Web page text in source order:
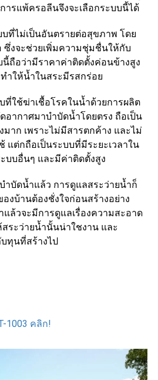
รแพ้ครอลีนจึงจะเลือกระบบนี้ได้
บที่ไม่เป็นอันตรายต่อสุขภาพ โดย
ซึ่งจะช่วยเพิ่มความชุ่มชื่นให้กับ
นี้ถือว่ามีราคาค่าติดตั้งค่อนข้างสูง
ำให้น้ำในสระมีรสกร่อย
ที่ใช้ฆ่าเชื้อโรคในน้ำด้วยการผลิต
อากาศมาบำบัดน้ำโดยตรง ถือเป็น
าก เพราะไม่มีสารตกค้าง และไม่
แต่กถือเป็นระบบที่มีระยะเวลาใน
บบอื่นๆ และมีค่าติดตั้งสูง
ำบัดน้ำแล้ว การดูแลสระว่ายน้ำก็
งบ้านต้องชั่งใจก่อนสร้างอย่าง
ล้วจะมีการดูแลเรื่องความสะอาด
สระว่ายน้ำนั้นน่าใชงาน และ
ทุนที่สร้างไป
1003 คลิก!